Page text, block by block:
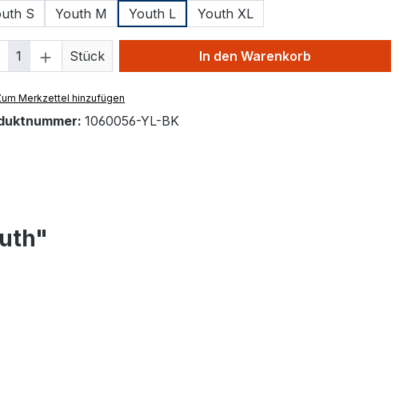
S
Youth M Youth L Youth XL
Anzahl: Gib den gewünschten Wert
Stück In den Warenkorb
Merkzettel hinzufügen
1060056-YL-BK